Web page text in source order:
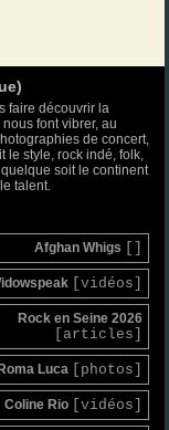
faire découvrir la
font vibrer, au
de concert,
le style, rock indé, folk,
soit le continent
talent.
Afghan Whigs
[vidéos]
Rock en Seine 2026
[articles]
Roma Luca [photos]
Coline Rio [vidéos]